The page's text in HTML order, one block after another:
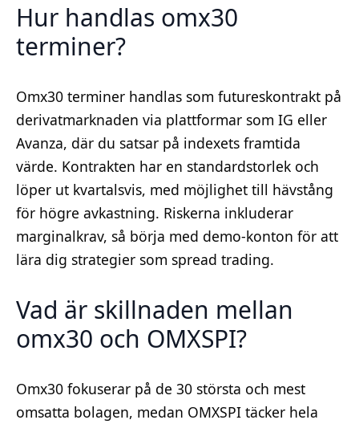
Hur handlas omx30
terminer?
Omx30 terminer handlas som futureskontrakt på
derivatmarknaden via plattformar som IG eller
Avanza, där du satsar på indexets framtida
värde. Kontrakten har en standardstorlek och
löper ut kvartalsvis, med möjlighet till hävstång
för högre avkastning. Riskerna inkluderar
marginalkrav, så börja med demo-konton för att
lära dig strategier som spread trading.
Vad är skillnaden mellan
omx30 och OMXSPI?
Omx30 fokuserar på de 30 största och mest
omsatta bolagen, medan OMXSPI täcker hela